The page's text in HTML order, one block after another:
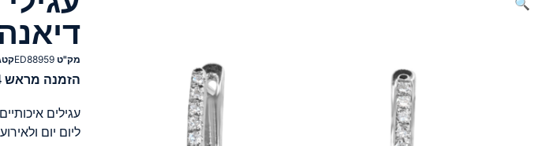
דיאנה
מק"ט ED88959
הזמנה מראש 10-14 ימי עסקים לייצור
עגילים
ליום יום